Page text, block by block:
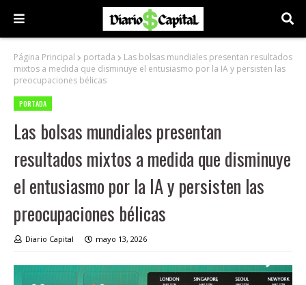
Página Principal portada
Las bolsas mundiales presentan resultados
mixtos a medida que disminuye el entusiasmo por la IA y persisten las
preocupaciones bélicas
PORTADA
Las bolsas mundiales presentan
resultados mixtos a medida que disminuye
el entusiasmo por la IA y persisten las
preocupaciones bélicas
Diario Capital mayo 13, 2026